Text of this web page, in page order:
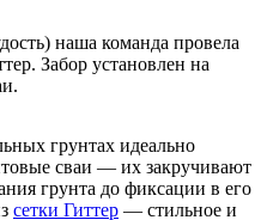
наша команда провела
Забор установлен на
грунтах идеально
сваи — их закручивают
грунта до фиксации в его
сетки Гиттер — стильное и